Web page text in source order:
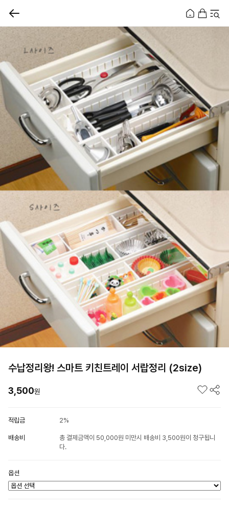
수납정리왕! 스마트 키친트레이 서랍정리 (2size)
3,500원
적립금 2%
배송비
총 결제금액이 50,000원 미만시 배송비 3,500원이 청구됩니
다.
옵션